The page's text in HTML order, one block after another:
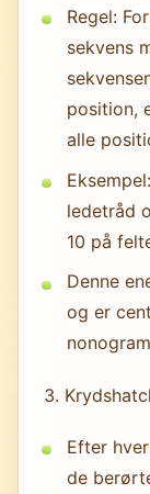
Regel:
sekvens
position,
alle
ledetråd
10 på
Denne
og er
Efter
de